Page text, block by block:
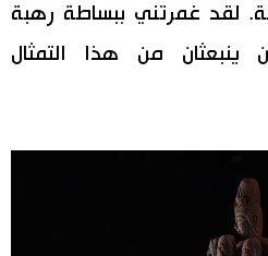
لقد غمرتني ببساطة رهبة
ينبعثان من هذا التمثال